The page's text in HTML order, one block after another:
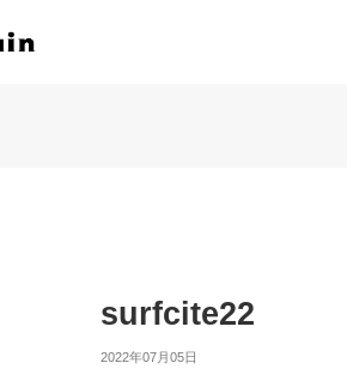
surfcite22
2022年07月05日